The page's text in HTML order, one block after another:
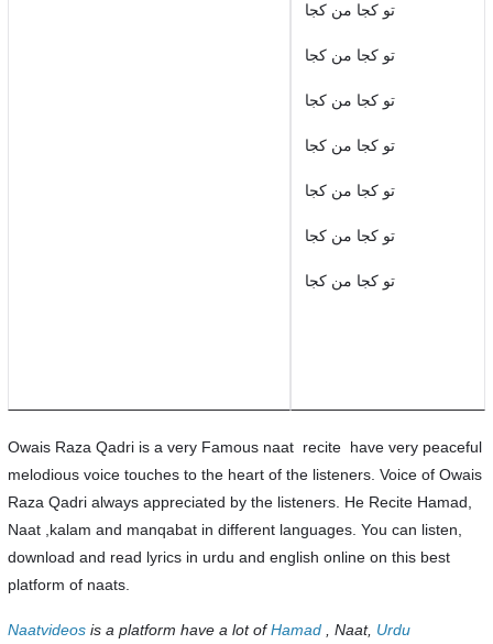
تو کجا من کجا
تو کجا من کجا
تو کجا من کجا
تو کجا من کجا
تو کجا من کجا
تو کجا من کجا
تو کجا من کجا
Owais Raza Qadri is a very Famous naat recite have very peaceful
melodious voice touches to the heart of the listeners. Voice of Owais
Raza Qadri always appreciated by the listeners. He Recite Hamad,
Naat ,kalam and manqabat in different languages. You can listen,
download and read lyrics in urdu and english online on this best
platform of naats.
Naatvideosis a platform have a lot ofHamad, Naat, Urdu